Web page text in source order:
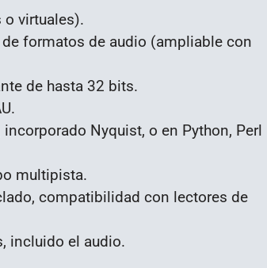
o virtuales).
formatos de audio (ampliable con
de hasta 32 bits.
Nyquist, o en Python, Perl
multipista.
compatibilidad con lectores de
incluido el audio.